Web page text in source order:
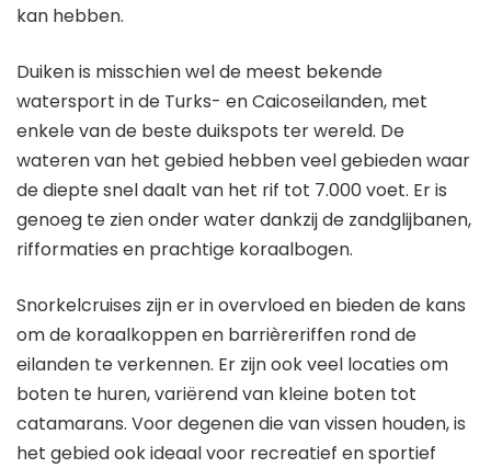
kan hebben.
Duiken is misschien wel de meest bekende
watersport in de Turks- en Caicoseilanden, met
enkele van de beste duikspots ter wereld. De
wateren van het gebied hebben veel gebieden waar
de diepte snel daalt van het rif tot 7.000 voet. Er is
genoeg te zien onder water dankzij de zandglijbanen,
rifformaties en prachtige koraalbogen.
Snorkelcruises zijn er in overvloed en bieden de kans
om de koraalkoppen en barrièreriffen rond de
eilanden te verkennen. Er zijn ook veel locaties om
boten te huren, variërend van kleine boten tot
catamarans. Voor degenen die van vissen houden, is
het gebied ook ideaal voor recreatief en sportief